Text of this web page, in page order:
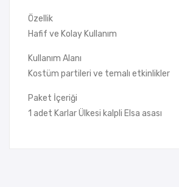
Özellik
Hafif ve Kolay Kullanım
Kullanım Alanı
Kostüm partileri ve temalı etkinlikler
Paket İçeriği
1 adet Karlar Ülkesi kalpli Elsa asası